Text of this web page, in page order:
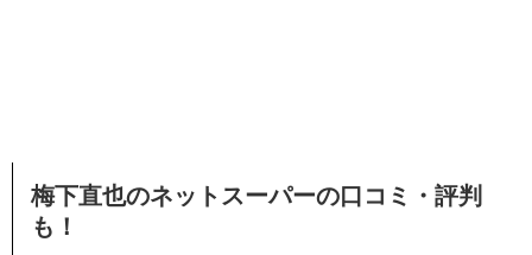
梅下直也のネットスーパーの口コミ・評判
も！